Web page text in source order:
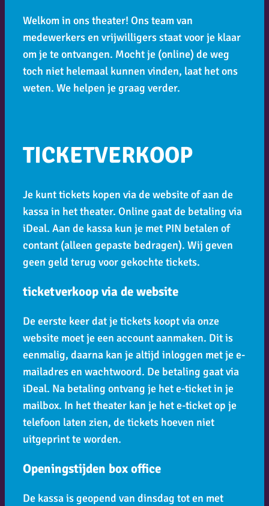
Welkom in ons theater! Ons team van
medewerkers en vrijwilligers staat voor je klaar
om je te ontvangen. Mocht je (online) de weg
toch niet helemaal kunnen vinden, laat het ons
weten. We helpen je graag verder.
TICKETVERKOOP
Je kunt tickets kopen via de website of aan de
kassa in het theater. Online gaat de betaling via
iDeal. Aan de kassa kun je met PIN betalen of
contant (alleen gepaste bedragen). Wij geven
geen geld terug voor gekochte tickets.
ticketverkoop via de website
De eerste keer dat je tickets koopt via onze
website moet je een account aanmaken. Dit is
eenmalig, daarna kan je altijd inloggen met je e-
mailadres en wachtwoord. De betaling gaat via
iDeal. Na betaling ontvang je het e-ticket in je
mailbox. In het theater kan je het e-ticket op je
telefoon laten zien, de tickets hoeven niet
uitgeprint te worden.
Openingstijden box office
De kassa is geopend van dinsdag tot en met